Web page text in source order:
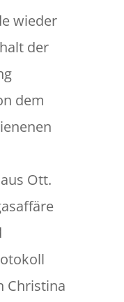
wieder
der
dem
Ott.
Christina